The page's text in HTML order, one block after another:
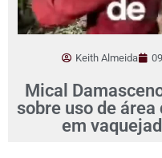
Keith Almeida
Mical
sobre uso de
em